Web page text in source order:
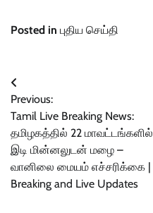
Posted in புதிய செய்தி
Post
navigation
Previous:
Tamil Live Breaking News:
தமிழகத்தில் 22 மாவட்டங்களில்
இடி மின்னலுடன் மழை –
வானிலை மையம் எச்சரிக்கை |
Breaking and Live Updates